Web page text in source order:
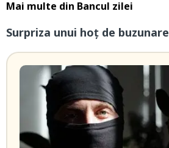
Mai multe din Bancul zilei
Surpriza unui hoţ de buzunare